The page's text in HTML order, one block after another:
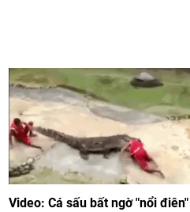
Video: Cá sấu bất ngờ "nổi